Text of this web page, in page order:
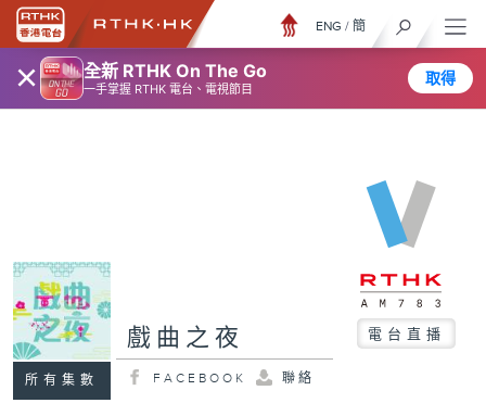
× 全新 RTHK On The Go
一手掌握 RTHK 電台、電視節目
取得
ENG / 簡
所有集數
戲曲之夜 電台直播
FACEBOOK 聯絡